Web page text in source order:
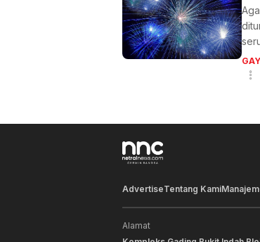
AdvertiseTentang Kami
Alamat